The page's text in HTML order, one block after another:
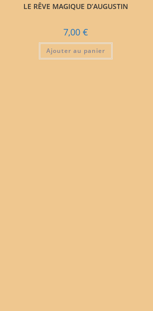
LE RÊVE MAGIQUE D’AUGUSTIN
7,00 €
Ajouter au panier